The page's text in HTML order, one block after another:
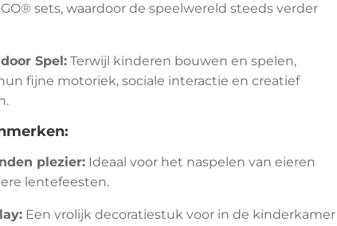
sets, waardoor de speelwereld steeds verder
Spel: Terwijl kinderen bouwen en spelen,
fijne motoriek, sociale interactie en creatief
plezier: Ideaal voor het naspelen van eieren
lentefeesten.
Een vrolijk decoratiestuk voor in de kinderkamer